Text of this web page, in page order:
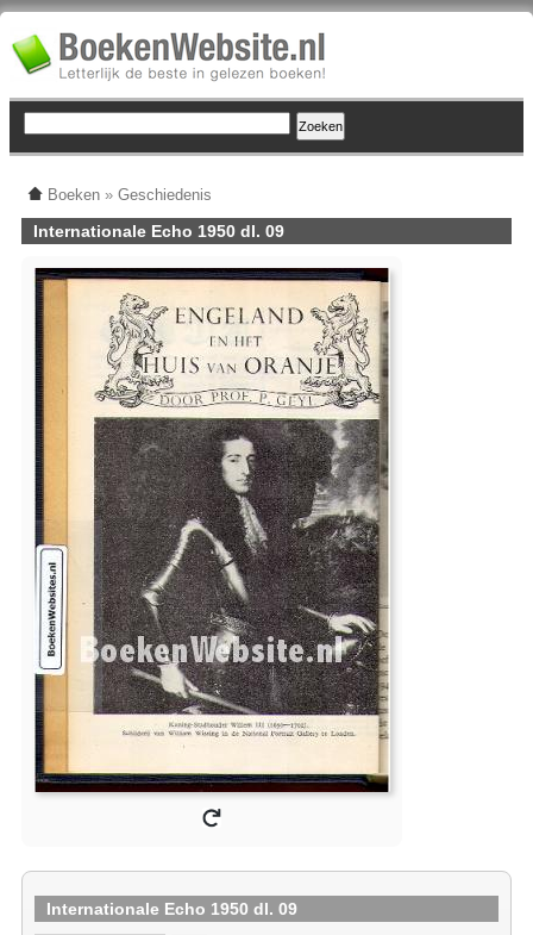
Boeken » Geschiedenis
Internationale Echo 1950 dl. 09
Internationale Echo 1950 dl. 09